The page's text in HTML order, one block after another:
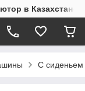
в Казахстане
С сиденьем